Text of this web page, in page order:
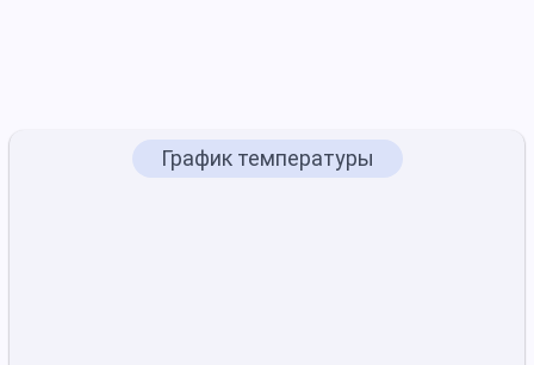
График температуры